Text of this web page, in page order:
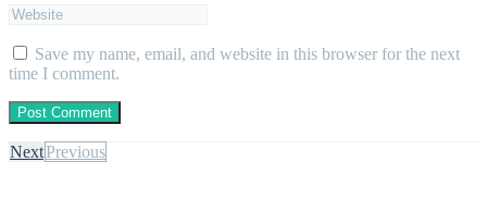
Save my name, email, and website in this browser for the next
time I comment.
NextPrevious